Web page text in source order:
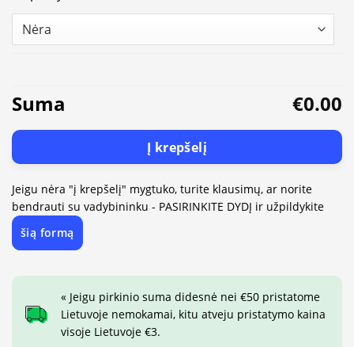
Suma €0.00
Į krepšelį
Jeigu nėra "į krepšelį" mygtuko, turite klausimų, ar norite
bendrauti su vadybininku - PASIRINKITE DYDĮ ir užpildykite
šią formą
« Jeigu pirkinio suma didesnė nei €50 pristatome
Lietuvoje nemokamai, kitu atveju pristatymo kaina
visoje Lietuvoje €3.